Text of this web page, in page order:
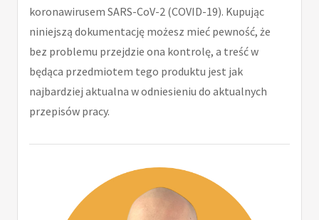
koronawirusem SARS-CoV-2 (COVID-19). Kupując
niniejszą dokumentację możesz mieć pewność, że
bez problemu przejdzie ona kontrolę, a treść w
będąca przedmiotem tego produktu jest jak
najbardziej aktualna w odniesieniu do aktualnych
przepisów pracy.